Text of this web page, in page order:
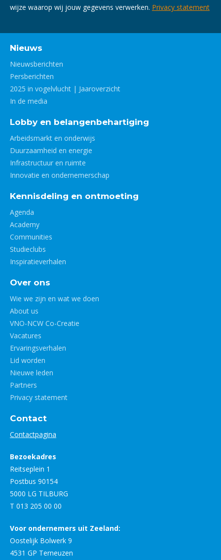
wijze waarop wij jouw gegevens verwerken. Privacy statement
Nieuws
Nieuwsberichten
Persberichten
2025 in vogelvlucht | Jaaroverzicht
In de media
Lobby en belangenbehartiging
Arbeidsmarkt en onderwijs
Duurzaamheid en energie
Infrastructuur en ruimte
Innovatie en ondernemerschap
Kennisdeling en ontmoeting
Agenda
Academy
Communities
Studieclubs
Inspiratieverhalen
Over ons
Wie we zijn en wat we doen
About us
VNO-NCW Co-Creatie
Vacatures
Ervaringsverhalen
Lid worden
Nieuwe leden
Partners
Privacy statement
Contact
Contactpagina
Bezoekadres
Reitseplein 1
Postbus 90154
5000 LG TILBURG
T 013 205 00 00
Voor ondernemers uit Zeeland:
Oostelijk Bolwerk 9
4531 GP Terneuzen